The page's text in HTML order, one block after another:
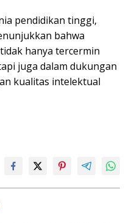
pendidikan tinggi,
bahwa
hanya tercermin
juga dalam dukungan
kualitas intelektual